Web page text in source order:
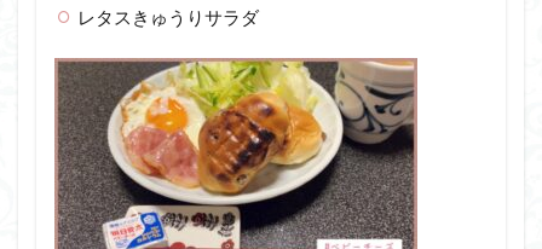
レタスきゅうりサラダ